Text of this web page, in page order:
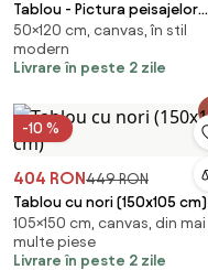
Tablou - Pictura peisajelor
montane (120x50 cm)
50×120 cm, canvas, în stil
modern
Livrare în peste 2 zile
-10 %
404 RON449 RON
Tablou cu nori (150x105 cm)
105×150 cm, canvas, din mai
multe piese
Livrare în peste 2 zile